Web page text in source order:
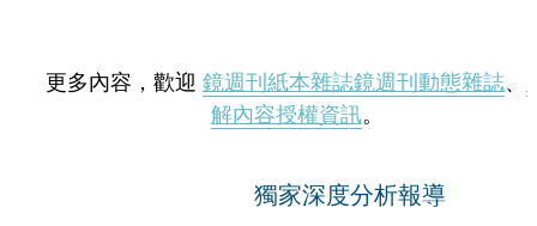
更多內容，歡迎 鏡週刊紙本雜誌鏡週刊動態雜誌、
解內容授權資訊。
獨家深度分析報導